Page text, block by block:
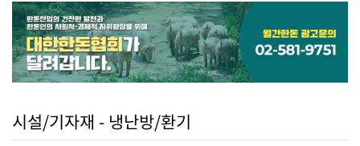
일
메
뉴
정
메
뉴
체
검
색
시설/기자재 - 냉난방/환기